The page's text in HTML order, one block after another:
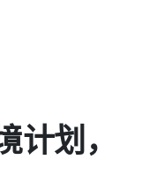
划，